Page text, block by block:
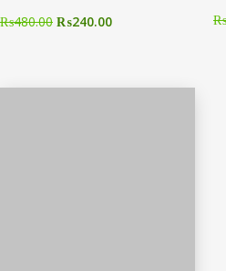
₨480.00 ₨240.00 ₨